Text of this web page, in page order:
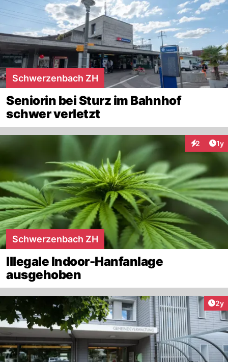
Schwerzenbach ZH
Seniorin bei Sturz im Bahnhof
schwer verletzt
2 1y
Schwerzenbach ZH
Illegale Indoor-Hanfanlage
ausgehoben
2y